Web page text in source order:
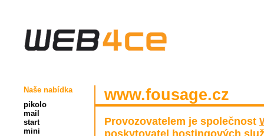
Naše nabídka
pikolo
mail
start
mini
www.fousage.cz
Provozovatelem je společnost
poskytovatel hostingových